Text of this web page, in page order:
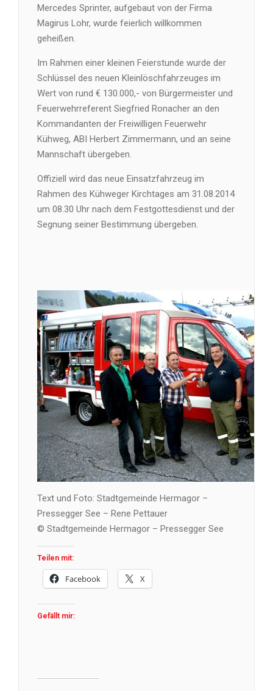
Mercedes Sprinter, aufgebaut von der Firma
Magirus Lohr, wurde feierlich willkommen
geheißen.
Im Rahmen einer kleinen Feierstunde wurde der
Schlüssel des neuen Kleinlöschfahrzeuges im
Wert von rund € 130.000,- von Bürgermeister und
Feuerwehrreferent Siegfried Ronacher an den
Kommandanten der Freiwilligen Feuerwehr
Kühweg, ABI Herbert Zimmermann, und an seine
Mannschaft übergeben.
Offiziell wird das neue Einsatzfahrzeug im
Rahmen des Kühweger Kirchtages am 31.08.2014
um 08.30 Uhr nach dem Festgottesdienst und der
Segnung seiner Bestimmung übergeben.
Text und Foto: Stadtgemeinde Hermagor –
Pressegger See – Rene Pettauer
© Stadtgemeinde Hermagor – Pressegger See
Teilen mit:
Facebook X
Gefällt mir: